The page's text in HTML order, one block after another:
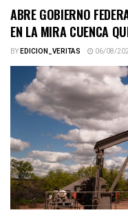
ABRE GOBIERNO
EN LA MIRA CUENCA
BYEDICION_VERITAS 06/08/